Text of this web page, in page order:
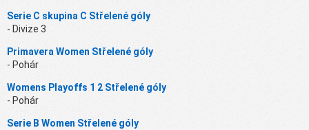
Serie C skupina C Střelené góly
- Divize 3
Primavera Women Střelené góly
- Pohár
Womens Playoffs 1 2 Střelené góly
- Pohár
Serie B Women Střelené góly